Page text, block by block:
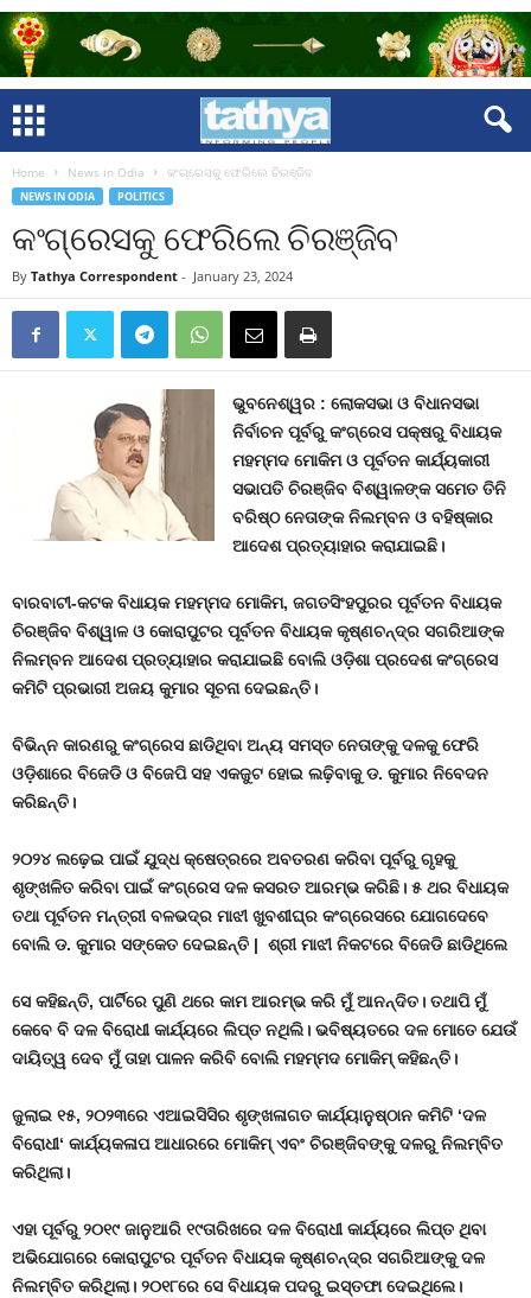
Home News in Odia କଂଗ୍ରେସକୁ ଫେରିଲେ ଚିରଞ୍ଜିବ
NEWS IN ODIA POLITICS
କଂଗ୍ରେସକୁ ଫେରିଲେ ଚିରଞ୍ଜିବ
By Tathya Correspondent - January 23, 2024
ଭୁବନେଶ୍ୱର : ଲୋକସଭା ଓ ବିଧାନସଭା
ନିର୍ବାଚନ ପୂର୍ବରୁ କଂଗ୍ରେସ ପକ୍ଷରୁ ବିଧାୟକ
ମହମ୍ମଦ ମୋକିମ ଓ ପୂର୍ବତନ କାର୍ଯ୍ୟକାରୀ
ସଭାପତି ଚିରଞ୍ଜିବ ବିଶ୍ୱାଳଙ୍କ ସମେତ ତିନି
ବରିଷ୍ଠ ନେତାଙ୍କ ନିଲମ୍ବନ ଓ ବହିଷ୍କାର
ଆଦେଶ ପ୍ରତ୍ୟାହାର କରାଯାଇଛି।
ବାରବାଟୀ-କଟକ ବିଧାୟକ ମହମ୍ମଦ ମୋକିମ, ଜଗତସିଂହପୁରର ପୂର୍ବତନ ବିଧାୟକ
ଚିରଞ୍ଜିବ ବିଶ୍ୱାଳ ଓ କୋରାପୁଟର ପୂର୍ବତନ ବିଧାୟକ କୃଷ୍ଣଚନ୍ଦ୍ର ସଗରିଆଙ୍କ
ନିଲମ୍ବନ ଆଦେଶ ପ୍ରତ୍ୟାହାର କରାଯାଇଛି ବୋଲି ଓଡ଼ିଶା ପ୍ରଦେଶ କଂଗ୍ରେସ
କମିଟି ପ୍ରଭାରୀ ଅଜୟ କୁମାର ସୂଚନା ଦେଇଛନ୍ତି।
ବିଭିନ୍ନ କାରଣରୁ କଂଗ୍ରେସ ଛାଡିଥିବା ଅନ୍ୟ ସମସ୍ତ ନେତାଙ୍କୁ ଦଳକୁ ଫେରି
ଓଡ଼ିଶାରେ ବିଜେଡି ଓ ବିଜେପି ସହ ଏକଜୁଟ ହୋଇ ଲଢ଼ିବାକୁ ଡ. କୁମାର ନିବେଦନ
କରିଛନ୍ତି।
୨୦୨୪ ଲଢ଼େଇ ପାଇଁ ଯୁଦ୍ଧ କ୍ଷେତ୍ରରେ ଅବତରଣ କରିବା ପୂର୍ବରୁ ଗୃହକୁ
ଶୃଙ୍ଖଳିତ କରିବା ପାଇଁ କଂଗ୍ରେସ ଦଳ କସରତ ଆରମ୍ଭ କରିଛି। ୫ ଥର ବିଧାୟକ
ତଥା ପୂର୍ବତନ ମନ୍ତ୍ରୀ ବଳଭଦ୍ର ମାଝୀ ଖୁବଶୀଘ୍ର କଂଗ୍ରେସରେ ଯୋଗଦେବେ
ବୋଲି ଡ. କୁମାର ସଙ୍କେତ ଦେଇଛନ୍ତି | ଶ୍ରୀ ମାଝୀ ନିକଟରେ ବିଜେଡି ଛାଡିଥିଲେ
ସେ କହିଛନ୍ତି, ପାର୍ଟିରେ ପୁଣି ଥରେ କାମ ଆରମ୍ଭ କରି ମୁଁ ଆନନ୍ଦିତ। ତଥାପି ମୁଁ
କେବେ ବି ଦଳ ବିରୋଧୀ କାର୍ଯ୍ୟରେ ଲିପ୍ତ ନଥିଲି। ଭବିଷ୍ୟତରେ ଦଳ ମୋତେ ଯେଉଁ
ଦାୟିତ୍ୱ ଦେବ ମୁଁ ତାହା ପାଳନ କରିବି ବୋଲି ମହମ୍ମଦ ମୋକିମ୍ କହିଛନ୍ତି।
ଜୁଲାଇ ୧୫, ୨୦୨୩ରେ ଏଆଇସିସିର ଶୃଙ୍ଖଳାଗତ କାର୍ଯ୍ୟାନୁଷ୍ଠାନ କମିଟି ‘ଦଳ
ବିରୋଧୀ‘ କାର୍ଯ୍ୟକଳାପ ଆଧାରରେ ମୋକିମ୍ ଏବଂ ଚିରଞ୍ଜିବଙ୍କୁ ଦଳରୁ ନିଲମ୍ବିତ
କରିଥିଲା।
ଏହା ପୂର୍ବରୁ ୨୦୧୯ ଜାନୁଆରି ୧୯ତାରିଖରେ ଦଳ ବିରୋଧୀ କାର୍ଯ୍ୟରେ ଲିପ୍ତ ଥିବା
ଅଭିଯୋଗରେ କୋରାପୁଟର ପୂର୍ବତନ ବିଧାୟକ କୃଷ୍ଣଚନ୍ଦ୍ର ସଗରିଆଙ୍କୁ ଦଳ
ନିଲମ୍ବିତ କରିଥିଲା। ୨୦୧୮ରେ ସେ ବିଧାୟକ ପଦରୁ ଇସ୍ତଫା ଦେଇଥିଲେ।